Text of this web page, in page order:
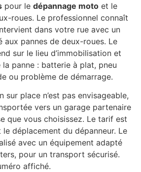
pour le dépannage moto et le
roues. Le professionnel connaît
dans votre rue avec un
aux pannes de deux-roues. Le
sur le lieu d’immobilisation et
la panne : batterie à plat, pneu
ou problème de démarrage.
sur place n’est pas envisageable,
vers un garage partenaire
que vous choisissez. Le tarif est
déplacement du dépanneur. Le
avec un équipement adapté
pour un transport sécurisé.
affiché.